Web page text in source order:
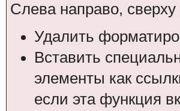
Слева направо, сверху
Удалить
Вставить
элементы как
если эта функция